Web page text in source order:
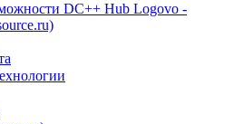
DC++ Hub Logovo -